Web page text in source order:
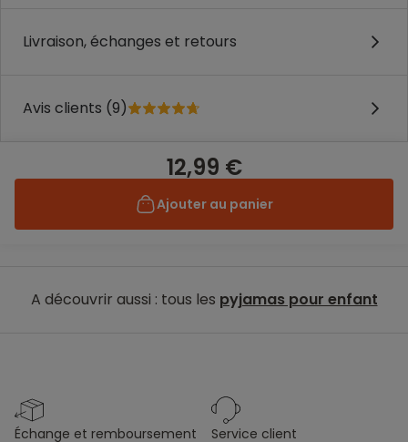
Livraison, échanges et retours
Avis clients (9)
12,99 €
Ajouter au panier
A découvrir aussi : tous les pyjamas pour enfant
échange et remboursement service client